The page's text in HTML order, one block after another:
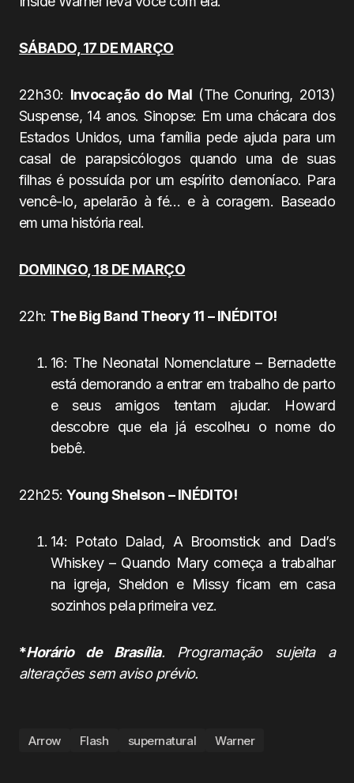
SÁBADO, 17 DE MARÇO
22h30: Invocação do Mal (The Conuring, 2013)
Suspense, 14 anos. Sinopse: Em uma chácara dos
Estados Unidos, uma família pede ajuda para um
casal de parapsicólogos quando uma de suas
filhas é possuída por um espírito demoníaco. Para
vencê-lo, apelarão à fé… e à coragem. Baseado
em uma história real.
DOMINGO, 18 DE MARÇO
22h: The Big Band Theory 11 – INÉDITO!
16: The Neonatal Nomenclature – Bernadette
está demorando a entrar em trabalho de parto
e seus amigos tentam ajudar. Howard
descobre que ela já escolheu o nome do
bebê.
22h25:Young Shelson – INÉDITO!
14: Potato Dalad, A Broomstick and Dad’s
Whiskey – Quando Mary começa a trabalhar
na igreja, Sheldon e Missy ficam em casa
sozinhos pela primeira vez.
*Horário de Brasília. Programação sujeita a
alterações sem aviso prévio.
Arrow Flash supernatural Warner